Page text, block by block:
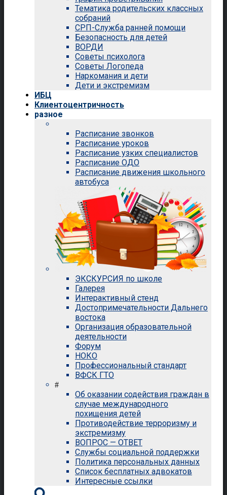
Тематика родительских классных
собраний
СРП-Служба ранней помощи
Безопасность для детей
ВОРДИ
Советы психолога
Советы Логопеда
Наркомания и дети
Дети и экстремизм
ИБЦ
Клиентоцентричность
разное
Расписание звонков
Расписание уроков
Расписание узких специалистов
Расписание ОДО
Расписание движения школьного
автобуса
ЭКСКУРСИЯ по школе
Галерея
Интерактивный стенд
Достопримечательности Дальнего
востока
Организация образовательной
деятельности
Форум
НОКО
Профессиональный стандарт
ВФСК ГТО
#
Об оказании содействия граждан в
случае международного
похищения детей
Противодействие терроризму и
экстремизму
ВОПРОС — ОТВЕТ
Службы социальной поддержки
Политика персональных данных
Список бесплатных адвокатов
Интересные ссылки